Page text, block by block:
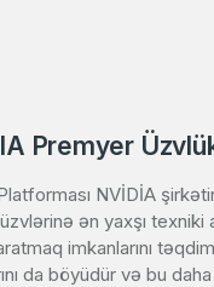
Premyer
NVİDİA
ən yaxşı
imkanlarını
da böyüdür və bu